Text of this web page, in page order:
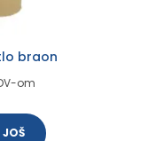
braon
om
JOŠ